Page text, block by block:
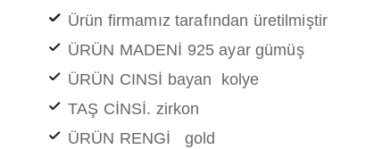
Ürün firmamız tarafından üretilmiştir
ÜRÜN MADENİ 925 ayar gümüş
ÜRÜN CINSİ bayan kolye
TAŞ CİNSİ. zirkon
ÜRÜN RENGİ gold